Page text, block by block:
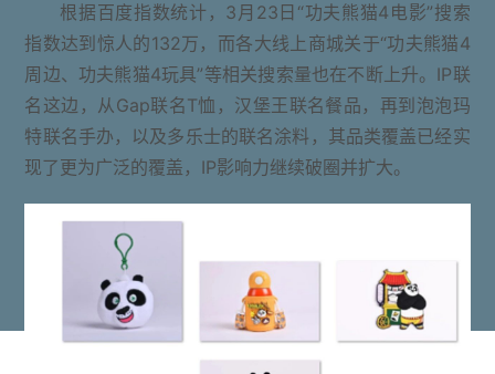
根据百度指数统计，3月23日“功夫熊猫4电影”搜索
指数达到惊人的132万，而各大线上商城关于“功夫熊猫4
周边、功夫熊猫4玩具”等相关搜索量也在不断上升。IP联
名这边，从Gap联名T恤，汉堡王联名餐品，再到泡泡玛
特联名手办，以及多乐士的联名涂料，其品类覆盖已经实
现了更为广泛的覆盖，IP影响力继续破圈并扩大。